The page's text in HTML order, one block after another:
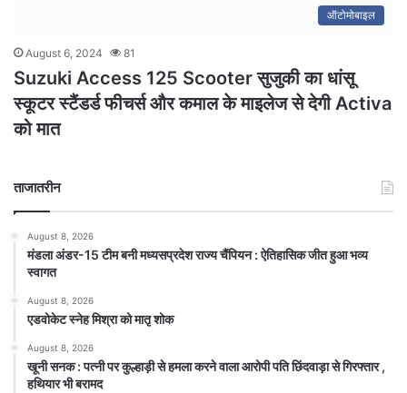
ऑटोमोबाइल
August 6, 2024 81
Suzuki Access 125 Scooter सुजुकी का धांसू
स्कूटर स्टैंडर्ड फीचर्स और कमाल के माइलेज से देगी Activa
को मात
ताजातरीन
August 8, 2026
मंडला अंडर-15 टीम बनी मध्यसप्रदेश राज्य चैंपियन : ऐतिहासिक जीत हुआ भव्य
स्वागत
August 8, 2026
एडवोकेट स्नेह मिश्रा को मातृ शोक
August 8, 2026
खूनी सनक : पत्नी पर कुल्हाड़ी से हमला करने वाला आरोपी पति छिंदवाड़ा से गिरफ्तार ,
हथियार भी बरामद